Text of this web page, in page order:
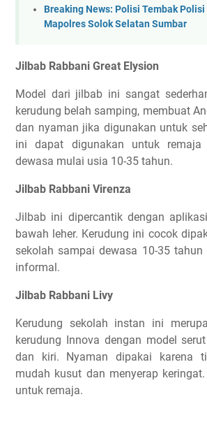
Breaking News: Polisi Tembak
Mapolres Solok Selatan Sumbar
Jilbab Rabbani Great Elysion
Model dari jilbab ini sangat
kerudung belah samping, membuat
dan nyaman jika digunakan untuk
ini dapat digunakan untuk remaja
dewasa mulai usia 10-35 tahun.
Jilbab Rabbani Virenza
Jilbab ini dipercantik dengan
bawah leher. Kerudung ini cocok
sekolah sampai dewasa 10-35 tahun
informal.
Jilbab Rabbani Livy
Kerudung sekolah instan ini
kerudung Innova dengan model
dan kiri. Nyaman dipakai karena
mudah kusut dan menyerap
untuk remaja.